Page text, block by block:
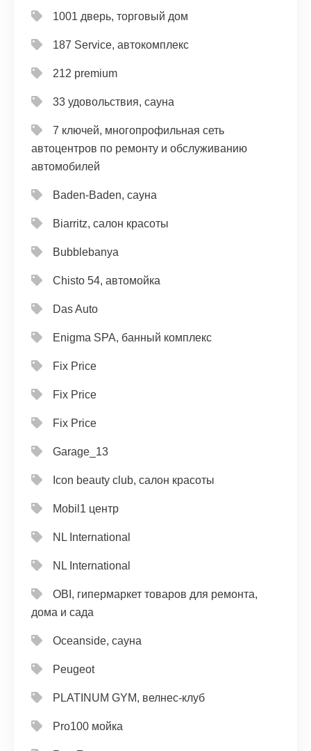
1001 дверь, торговый дом
187 Service, автокомплекс
212 premium
33 удовольствия, сауна
7 ключей, многопрофильная сеть
автоцентров по ремонту и обслуживанию
автомобилей
Baden-Baden, сауна
Biarritz, салон красоты
Bubblebanya
Chisto 54, автомойка
Das Auto
Enigma SPA, банный комплекс
Fix Price
Fix Price
Fix Price
Garage_13
Icon beauty club, салон красоты
Mobil1 центр
NL International
NL International
OBI, гипермаркет товаров для ремонта,
дома и сада
Oceanside, сауна
Peugeot
PLATINUM GYM, велнес-клуб
Pro100 мойка